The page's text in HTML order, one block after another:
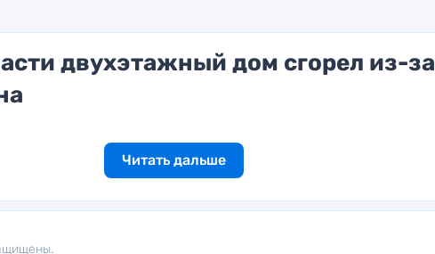
двухэтажный дом сгорел из-за
Читать дальше